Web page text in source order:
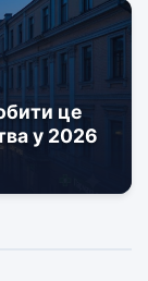
це
у 2026